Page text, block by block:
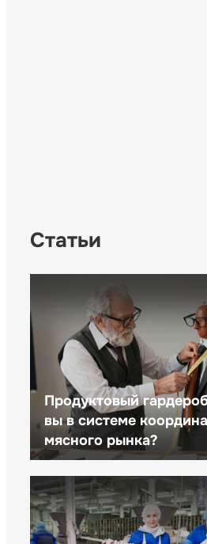
Статьи
Продуктовый
вы в системе
мясного рынка?